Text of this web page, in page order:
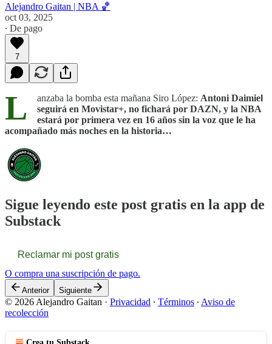
Alejandro Gaitan | NBA 🏀
oct 03, 2025
∙ De pago
7
L anzaba la bomba esta mañana Siro López: Antoni Daimiel
seguirá en Movistar+, no fichará por DAZN, y la NBA
estará por primera vez en 16 años sin la voz que le ha
acompañado más noches en la historia…
Sigue leyendo este post gratis en la app de
Substack
Reclamar mi post gratis
O compra una suscripción de pago.
Anterior Siguiente
© 2026 Alejandro Gaitan · Privacidad ∙ Términos ∙ Aviso de
recolección